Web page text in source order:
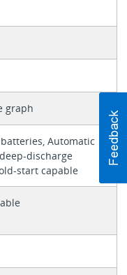
graph
Automatic
discharge
start capable